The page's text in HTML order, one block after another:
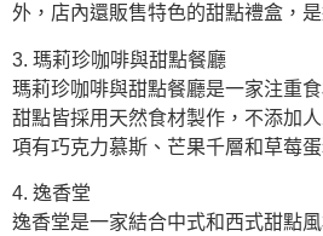
外，店內還販售特色的甜點禮盒，
3. 瑪莉珍咖啡與甜點餐廳
瑪莉珍咖啡與甜點餐廳是一家注重
甜點皆採用天然食材製作，不添加
項有巧克力慕斯、芒果千層和草莓蛋
4. 逸香堂
逸香堂是一家結合中式和西式甜點